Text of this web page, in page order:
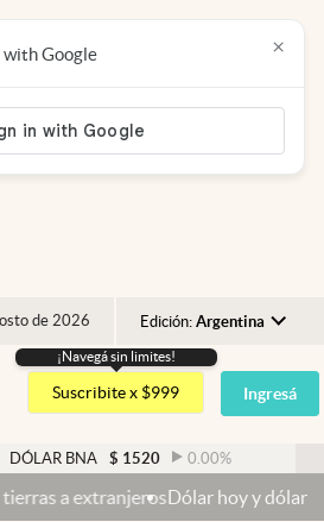
de 2026 Edición: Argentina
Argentina
España
USA
Colombia
¡Navegá sin limites!
Suscribite x $999 Ingresá
$ 1520 0.00%
Dólar hoy y dólar blue hoy: cuál es la
with Google ×